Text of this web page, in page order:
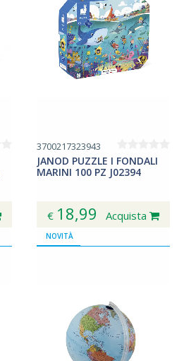
3700217323943
JANOD PUZZLE I FONDALI
MARINI 100 PZ J02394
€ 18,99 Acquista
NOVITÀ